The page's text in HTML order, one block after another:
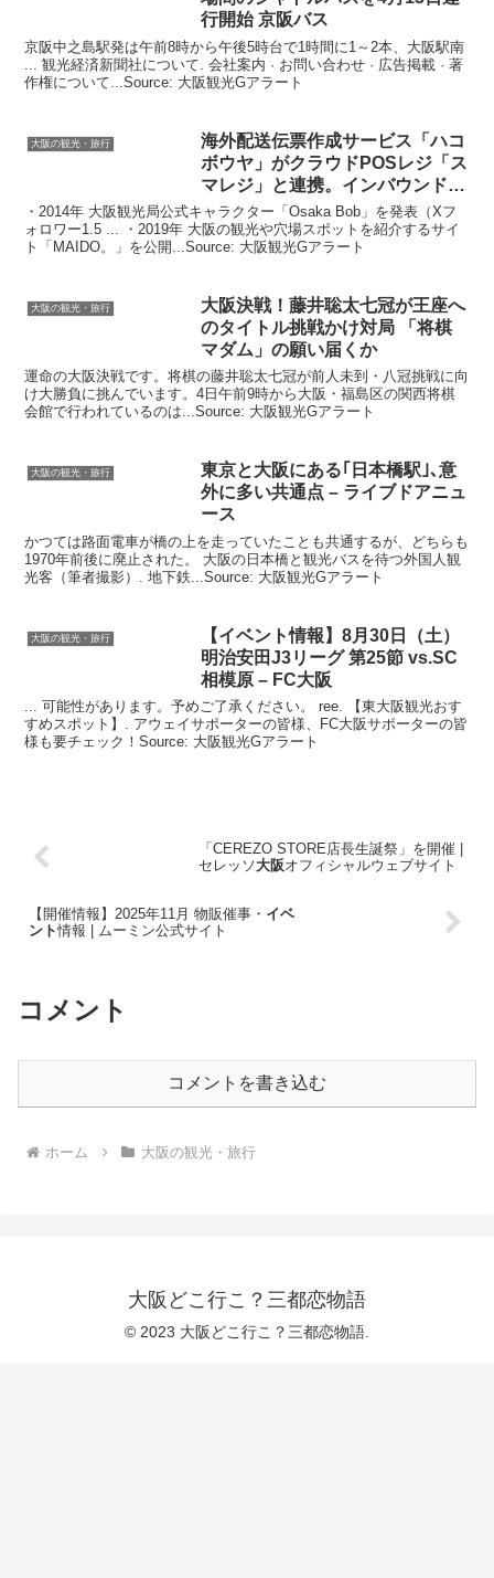
行開始 京阪バス
京阪中之島駅発は午前8時から午後5時台で1時間に1～2本、大阪駅南
... 観光経済新聞社について. 会社案内 · お問い合わせ · 広告掲載 · 著
作権について...Source: 大阪観光Gアラート
大阪の観光・旅行
海外配送伝票作成サービス「ハコ
ボウヤ」がクラウドPOSレジ「ス
マレジ」と連携。インバウンド
…
・2014年 大阪観光局公式キャラクター「Osaka Bob」を発表（Xフ
ォロワー1.5 ... ・2019年 大阪の観光や穴場スポットを紹介するサイ
ト「MAIDO。」を公開...Source: 大阪観光Gアラート
大阪の観光・旅行 大阪決戦！藤井聡太七冠が王座へ
のタイトル挑戦かけ対局 「将棋
マダム」の願い届くか
運命の大阪決戦です。将棋の藤井聡太七冠が前人未到・八冠挑戦に向
け大勝負に挑んでいます。4日午前9時から大阪・福島区の関西将棋
会館で行われているのは...Source: 大阪観光Gアラート
大阪の観光・旅行 東京と大阪にある｢日本橋駅｣､意
外に多い共通点 – ライブドアニュ
ース
かつては路面電車が橋の上を走っていたことも共通するが、どちらも
1970年前後に廃止された。 大阪の日本橋と観光バスを待つ外国人観
光客（筆者撮影）. 地下鉄...Source: 大阪観光Gアラート
大阪の観光・旅行
【イベント情報】8月30日（土）
明治安田J3リーグ 第25節 vs.SC
相模原 – FC大阪
... 可能性があります。予めご了承ください。 ree. 【東大阪観光おす
すめスポット】. アウェイサポーターの皆様、FC大阪サポーターの皆
様も要チェック！Source: 大阪観光Gアラート
「CEREZO STORE店長生誕祭」を開催 |
セレッソ大阪オフィシャルウェブサイト
【開催情報】2025年11月 物販催事・ イベ
ント情報 | ムーミン公式サイト
コメント
コメントを書き込む
ホーム 大阪の観光・旅行
大阪どこ行こ？三都恋物語
© 2023 大阪どこ行こ？三都恋物語.